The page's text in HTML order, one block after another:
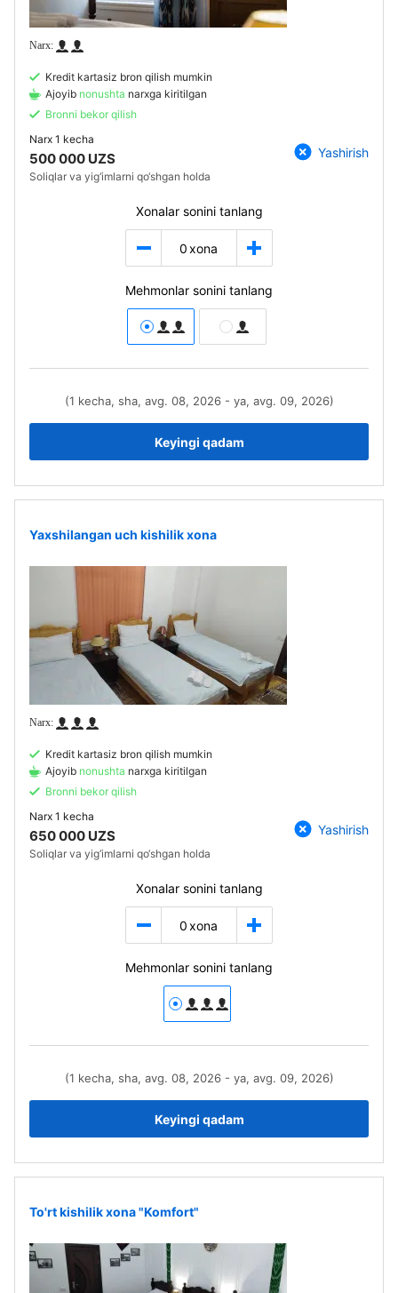
Kredit kartasiz bron qilish mumkin
Ajoyib nonushta narxga kiritilgan
Bronni bekor qilish
Narx 1 kecha
500 000 UZS
Soliqlar va yig‘imlarni qo‘shgan holda
Yashirish
Xonalar sonini tanlang
0 xona
Mehmonlar sonini tanlang
(1 kecha, sha, avg. 08, 2026 - ya, avg. 09, 2026)
Keyingi qadam
Yaxshilangan uch kishilik xona
Kredit kartasiz bron qilish mumkin
Ajoyib nonushta narxga kiritilgan
Bronni bekor qilish
Narx 1 kecha
650 000 UZS
Soliqlar va yig‘imlarni qo‘shgan holda
Yashirish
Xonalar sonini tanlang
0 xona
Mehmonlar sonini tanlang
(1 kecha, sha, avg. 08, 2026 - ya, avg. 09, 2026)
Keyingi qadam
To'rt kishilik xona "Komfort"